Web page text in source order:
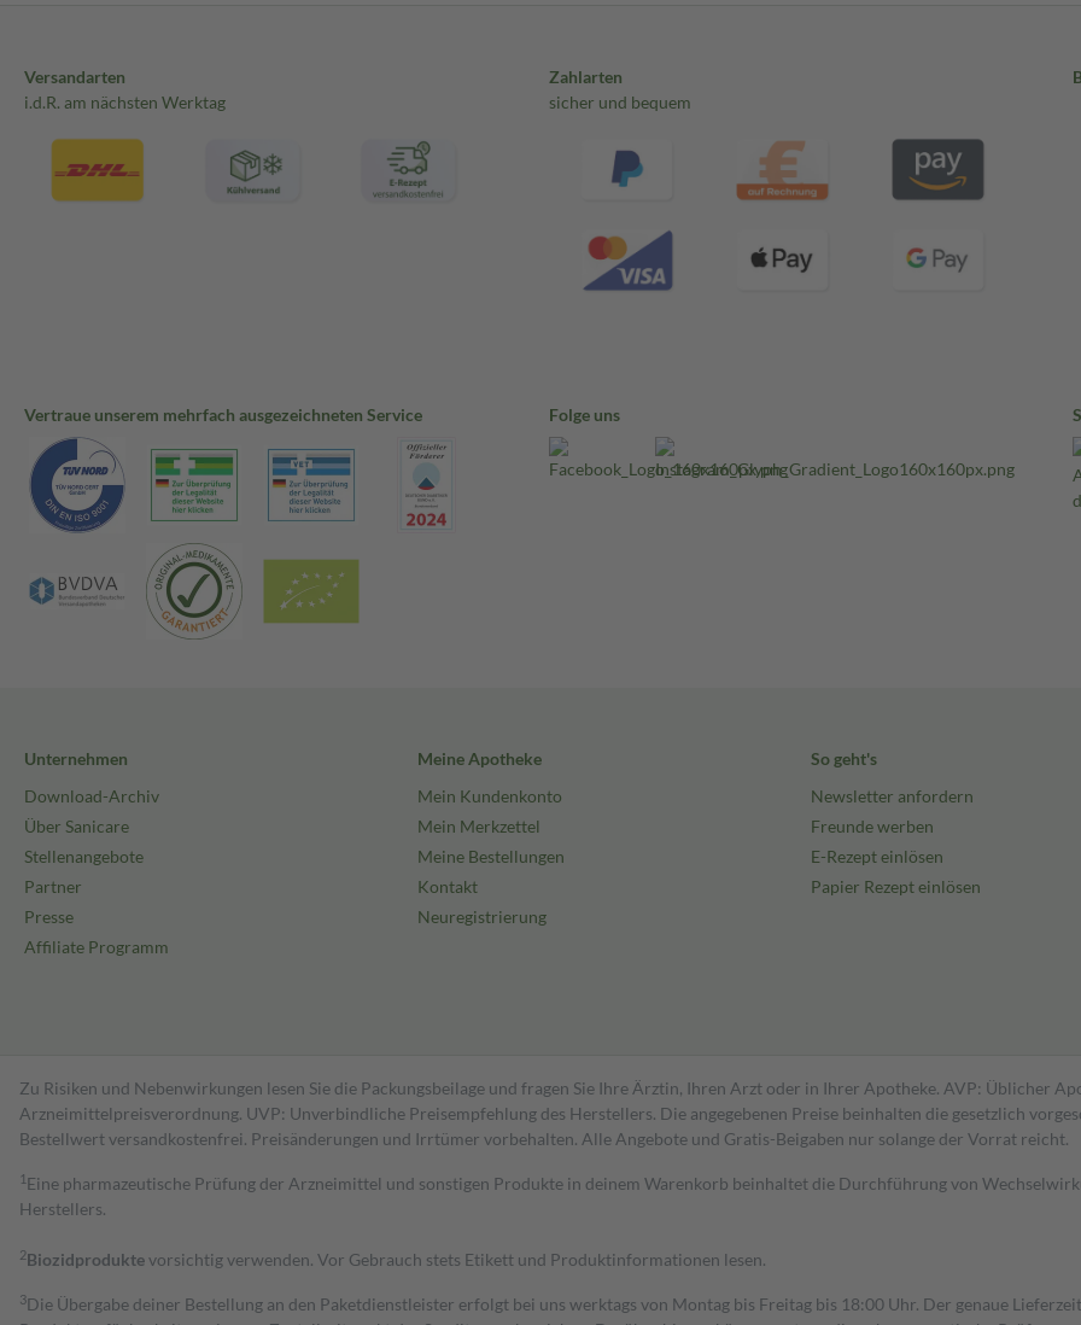
Versandarten
i.d.R. am nächsten Werktag
Zahlarten
sicher und bequem
Vertraue unserem mehrfach ausgezeichneten Service Folge uns
Unternehmen
Download-Archiv
Über Sanicare
Stellenangebote
Partner
Presse
Affiliate Programm
Meine Apotheke
Mein Kundenkonto
Mein Merkzettel
Meine Bestellungen
Kontakt
Neuregistrierung
So geht's
Newsletter anfordern
Freunde werben
E-Rezept einlösen
Papier Rezept einlösen
Zu Risiken und Nebenwirkungen lesen Sie die Packungsbeilage und fragen Sie Ihre Ärztin, Ihren Arzt oder in Ihrer Apotheke. AVP: Üblicher
Arzneimittelpreisverordnung. UVP: Unverbindliche Preisempfehlung des Herstellers. Die angegebenen Preise beinhalten die gesetzlich
Bestell­wert versand­kosten­frei. Preisänderungen und Irrtümer vorbehalten. Alle Angebote und Gratis-Beigaben nur solange der Vorrat reicht.
1 Eine pharmazeutische Prüfung der Arzneimittel und sonstigen Produkte in deinem Warenkorb beinhaltet die Durchführung von
Herstellers.
2Biozidproduktevorsichtig verwenden. Vor Gebrauch stets Etikett und Produktinformationen lesen.
3Die Übergabe deiner Bestellung an den Paketdienstleister erfolgt bei uns werktags von Montag bis Freitag bis 18:00 Uhr. Der genaue